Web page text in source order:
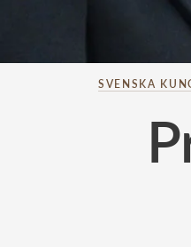
SVENSKA